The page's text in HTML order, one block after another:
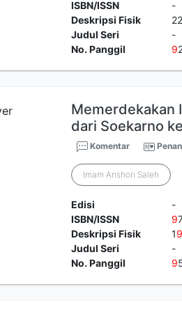
ISBN/ISSN
-
Deskripsi Fisik
Judul Seri
-
No. Panggil
9
Memerdekakan
dari Soekarno
Komentar
Imam Anshori Saleh
Edisi
-
ISBN/ISSN
9
Deskripsi Fisik
19
Judul Seri
-
No. Panggil
9